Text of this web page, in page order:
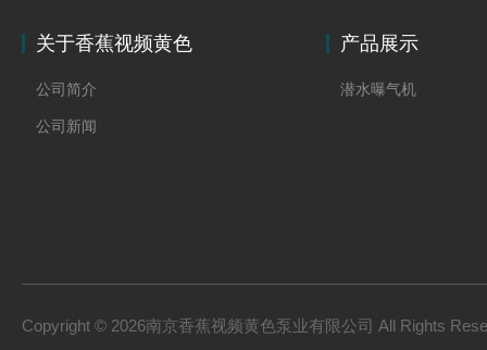
关于香蕉视频黄色
公司简介
公司新闻
产品展示
潜水曝气机
Copyright © 2026南京香蕉视频黄色泵业有限公司 All Rights